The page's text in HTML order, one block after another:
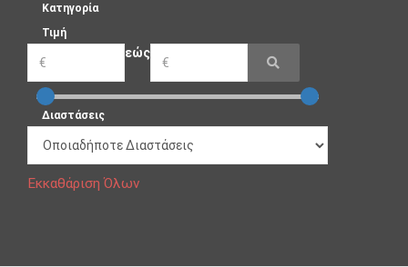
Κατηγορία
Τιμή
εώς
Διαστάσεις
Εκκαθάριση Όλων